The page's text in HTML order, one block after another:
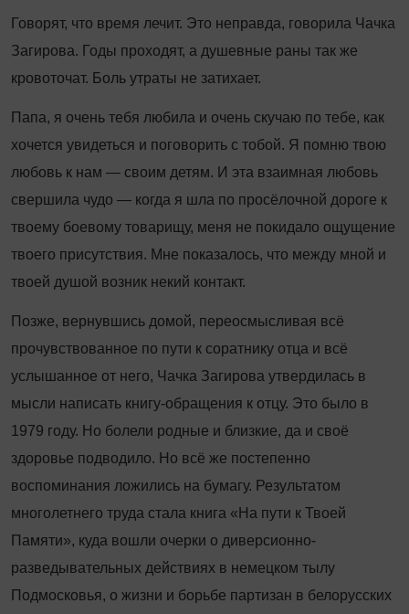
Говорят, что время лечит. Это неправда, говорила Чачка
Загирова. Годы проходят, а душевные раны так же
кровоточат. Боль утраты не затихает.
Папа, я очень тебя любила и очень скучаю по тебе, как
хочется увидеться и поговорить с тобой. Я помню твою
любовь к нам — своим детям. И эта взаимная любовь
свершила чудо — когда я шла по просёлочной дороге к
твоему боевому товарищу, меня не покидало ощущение
твоего присутствия. Мне показалось, что между мной и
твоей душой возник некий контакт.
Позже, вернувшись домой, переосмысливая всё
прочувствованное по пути к соратнику отца и всё
услышанное от него, Чачка Загирова утвердилась в
мысли написать книгу-обращения к отцу. Это было в
1979 году. Но болели родные и близкие, да и своё
здоровье подводило. Но всё же постепенно
воспоминания ложились на бумагу. Результатом
многолетнего труда стала книга «На пути к Твоей
Памяти», куда вошли очерки о диверсионно-
разведывательных действиях в немецком тылу
Подмосковья, о жизни и борьбе партизан в белорусских